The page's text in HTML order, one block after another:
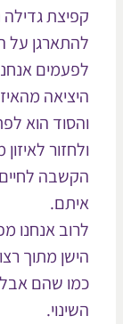
גדילה נוספת
על האיזון
אנחנו
מהאיזון הזה
הוא לפתח
לאיזון מתוך
לחיים עצמם
אנחנו מפחדים
מתוך רצון
שהם אבל האמת